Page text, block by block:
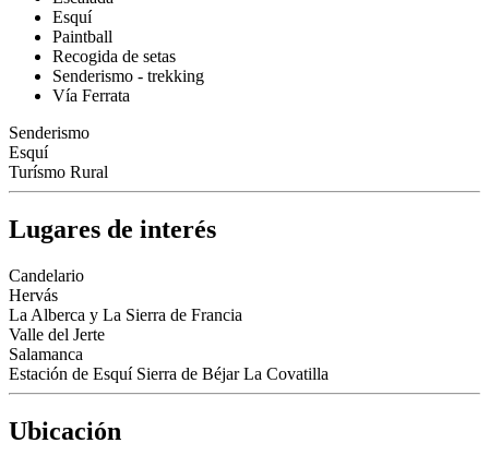
Esquí
Paintball
Recogida de setas
Senderismo - trekking
Vía Ferrata
Senderismo
Esquí
Turísmo Rural
Lugares de interés
Candelario
Hervás
La Alberca y La Sierra de Francia
Valle del Jerte
Salamanca
Estación de Esquí Sierra de Béjar La Covatilla
Ubicación